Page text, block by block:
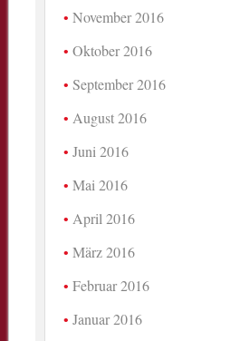
November 2016
Oktober 2016
September 2016
August 2016
Juni 2016
Mai 2016
April 2016
März 2016
Februar 2016
Januar 2016